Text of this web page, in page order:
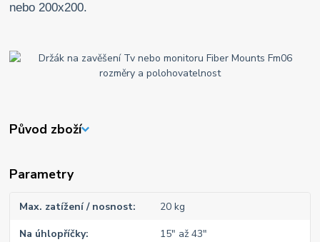
nebo 200x200.
Původ zboží
Parametry
Max. zatížení / nosnost 20 kg
Na úhlopříčky 15" až 43"